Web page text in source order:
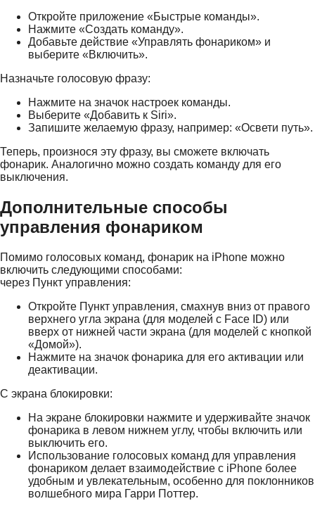
Откройте приложение «Быстрые команды».
Нажмите «Создать команду».
Добавьте действие «Управлять фонариком» и
выберите «Включить».
Назначьте голосовую фразу:
Нажмите на значок настроек команды.
Выберите «Добавить к Siri».
Запишите желаемую фразу, например: «Освети путь».
Теперь, произнося эту фразу, вы сможете включать
фонарик. Аналогично можно создать команду для его
выключения.
Дополнительные способы
управления фонариком
Помимо голосовых команд, фонарик на iPhone можно
включить следующими способами:
через Пункт управления:
Откройте Пункт управления, смахнув вниз от правого
верхнего угла экрана (для моделей с Face ID) или
вверх от нижней части экрана (для моделей с кнопкой
«Домой»).
Нажмите на значок фонарика для его активации или
деактивации.
С экрана блокировки:
На экране блокировки нажмите и удерживайте значок
фонарика в левом нижнем углу, чтобы включить или
выключить его.
Использование голосовых команд для управления
фонариком делает взаимодействие с iPhone более
удобным и увлекательным, особенно для поклонников
волшебного мира Гарри Поттер.